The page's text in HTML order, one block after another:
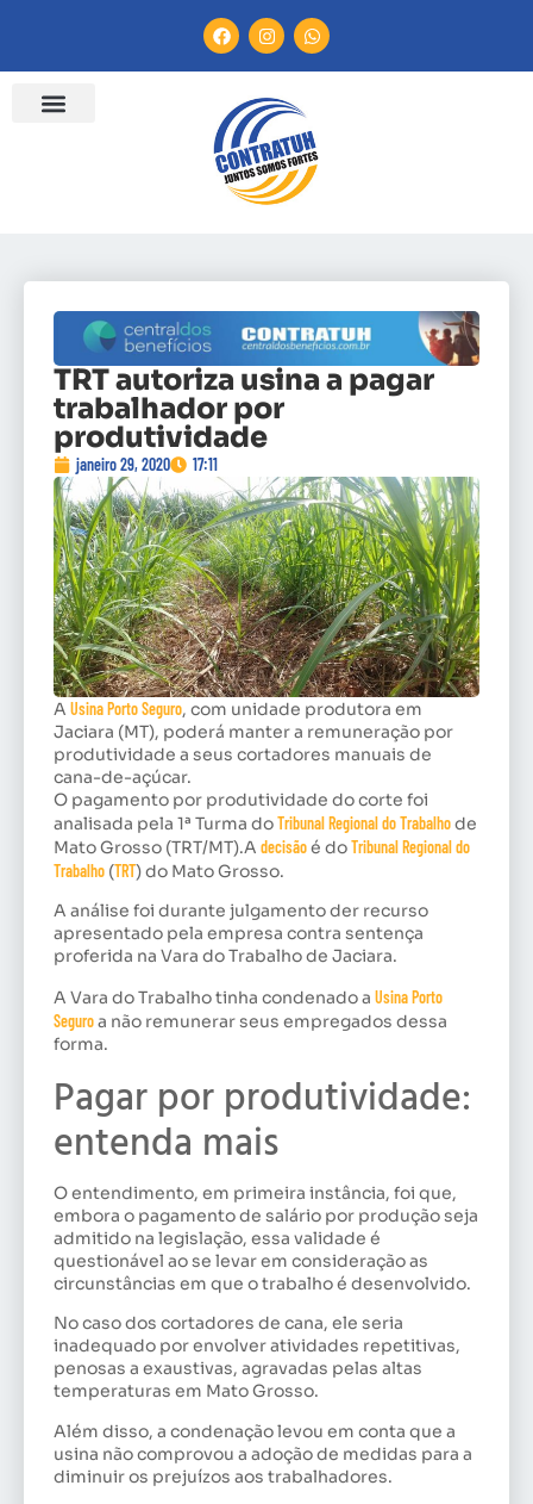
TRT autoriza usina a pagar
trabalhador por
produtividade
janeiro 29, 2020 17:11
A Usina Porto Seguro, com unidade produtora em
Jaciara (MT), poderá manter a remuneração por
produtividade a seus cortadores manuais de
cana-de-açúcar.
O pagamento por produtividade do corte foi
analisada pela 1ª Turma doTribunal Regional do Trabalhode
Mato Grosso (TRT/MT).A decisãoé doTribunal Regional do
Trabalho (TRT) do Mato Grosso.
A análise foi durante julgamento der recurso
apresentado pela empresa contra sentença
proferida na Vara do Trabalho de Jaciara.
A Vara do Trabalho tinha condenado a Usina Porto
Seguroa não remunerar seus empregados dessa
forma.
Pagar por produtividade:
entenda mais
O entendimento, em primeira instância, foi que,
embora o pagamento de salário por produção seja
admitido na legislação, essa validade é
questionável ao se levar em consideração as
circunstâncias em que o trabalho é desenvolvido.
No caso dos cortadores de cana, ele seria
inadequado por envolver atividades repetitivas,
penosas a exaustivas, agravadas pelas altas
temperaturas em Mato Grosso.
Além disso, a condenação levou em conta que a
usina não comprovou a adoção de medidas para a
diminuir os prejuízos aos trabalhadores.